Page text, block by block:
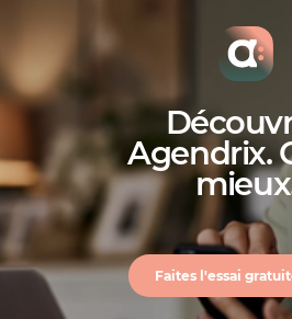
Agendrix.
mieux
Faites l'essai